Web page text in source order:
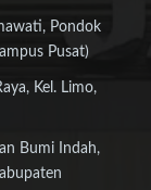
Pondok
Pusat)
Kel. Limo,
Bumi Indah,